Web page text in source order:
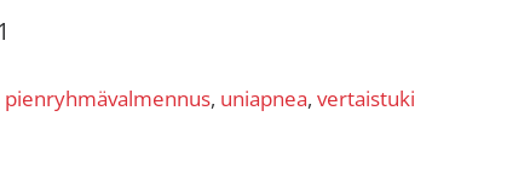
pienryhmävalmennus, uniapnea, vertaistuki